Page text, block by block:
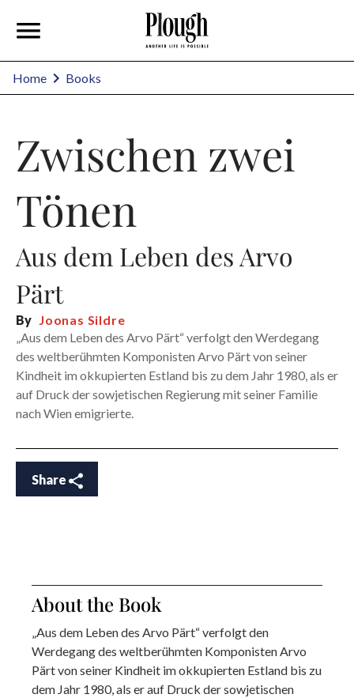
Home Books
Zwischen zwei
Tönen
Aus dem Leben des Arvo
Pärt
By Joonas Sildre
„Aus dem Leben des Arvo Pärt“ verfolgt den Werdegang
des weltberühmten Komponisten Arvo Pärt von seiner
Kindheit im okkupierten Estland bis zu dem Jahr 1980, als er
auf Druck der sowjetischen Regierung mit seiner Familie
nach Wien emigrierte.
Share
About the Book
„Aus dem Leben des Arvo Pärt“ verfolgt den
Werdegang des weltberühmten Komponisten Arvo
Pärt von seiner Kindheit im okkupierten Estland bis zu
dem Jahr 1980, als er auf Druck der sowjetischen